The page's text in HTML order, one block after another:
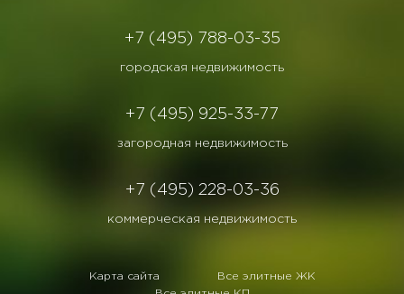
+7 (495) 788-03-35
городская недвижимость
+7 (495) 925-33-77
загородная недвижимость
+7 (495) 228-03-36
коммерческая недвижимость
Карта сайта
Все элитные ЖК